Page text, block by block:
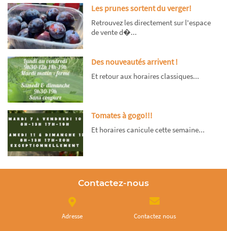
Les prunes sortent du verger!
Retrouvez les directement sur l'espace
de vente d�...
Des nouveautés arrivent !
Et retour aux horaires classiques...
Tomates à gogo!!!
Et horaires canicule cette semaine...
Contactez-nous
Adresse Contactez nous